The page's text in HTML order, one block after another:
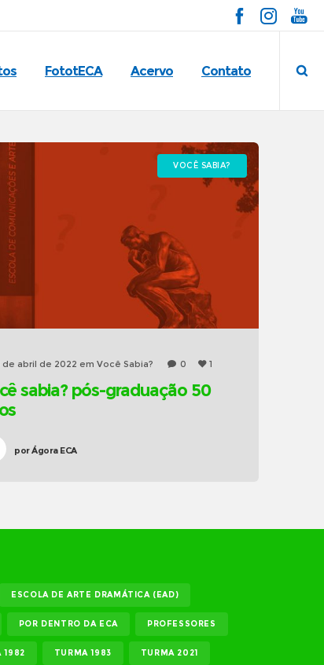
FototECA Acervo Contato
VOCÊ SABIA?
de abril de 2022 em Você Sabia? 0 1
sabia? pós-graduação 50
porÁgora ECA
ESCOLA DE ARTE DRAMÁTICA (EAD)
POR DENTRO DA ECA PROFESSORES
1982 TURMA 1983 TURMA 2021